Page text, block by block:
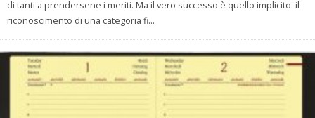
di tanti a prendersene i meriti. Ma il vero successo è quello implicito: il
riconoscimento di una categoria fi...